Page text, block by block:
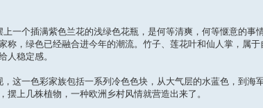
一个插满紫色兰花的浅绿色花瓶，是何等清爽，何等惬意的事
称，绿色已经融合进今年的潮流。竹子、莲花叶和仙人掌，属
人稳定感。
这一色彩家族包括一系列冷色色块，从大气层的水蓝色，到海
上几株植物，一种欧洲乡村风情就营造出来了。